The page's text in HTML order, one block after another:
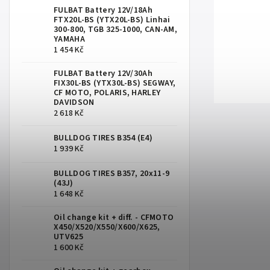
FULBAT Battery 12V/18Ah
FTX20L-BS (YTX20L-BS) Linhai
300-800, TGB 325-1000, CAN-AM,
YAMAHA
1 454 Kč
FULBAT Battery 12V/30Ah
FIX30L-BS (YTX30L-BS) SEGWAY,
CF MOTO, POLARIS, HARLEY
DAVIDSON
2 618 Kč
BULLDOG TIRES B354 (E4)
1 939 Kč
BULLDOG TIRES B357, 20x11-9
(43J)
1 648 Kč
Oil change kit + diff. - CFMOTO
X450/X520/X550/X600/X625,
UTV625
1 600 Kč